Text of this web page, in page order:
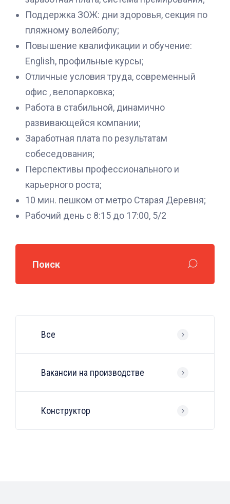
Поддержка ЗОЖ: дни здоровья, секция по
пляжному волейболу;
Повышение квалификации и обучение:
English, профильные курсы;
Отличные условия труда, современный
офис , велопарковка;
Работа в стабильной, динамично
развивающейся компании;
Заработная плата по результатам
собеседования;
Перспективы профессионального и
карьерного роста;
10 мин. пешком от метро Старая Деревня;
Рабочий день с 8:15 до 17:00, 5/2
Поиск
Все
Вакансии на производстве
Конструктор